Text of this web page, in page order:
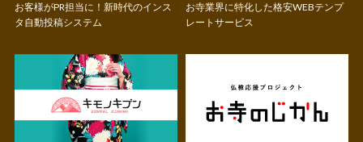
お客様がPR担当に！新時代のインス
タ自動投稿システム
お寺業界に特化した格安WEBテンプ
レートサービス